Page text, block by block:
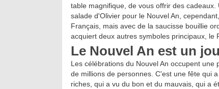
table magnifique, de vous offrir des
salade d'Olivier pour le Nouvel An,
Français, mais avec de la saucisse bouillie
acquiert deux autres symboles principaux, le
Le Nouvel An est un
Les célébrations du Nouvel An occupent
de millions de personnes. C'est une fête qui
riches, qui a vu du bon et du mauvais, qui a